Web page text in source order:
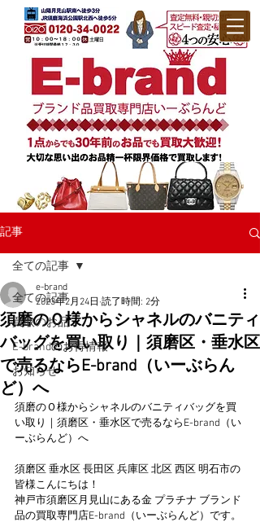
記事
全ての記事
買取のお品
E-brandのお得情報
お知らせ
全ての記事
須磨のＯ様からシャネルのバニティ
バッグを買い取り｜須磨区・垂水区
で売るならE-brand（いーぶらん
ど）へ
e-brand
2023年2月24日 読了時間: 2分
須磨のＯ様からシャネルのバニティバッグを買
い取り｜須磨区・垂水区で売るならE-brand（い
ーぶらんど）へ
須磨区 垂水区 長田区 兵庫区 北区 西区 明石市の
皆様こんにちは！
神戸市須磨区月見山にある金 プラチナ ブランド
品の買取専門店E-brand（いーぶらんど）です。